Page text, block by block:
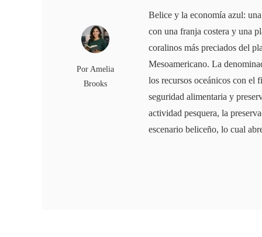
Por Amelia
Brooks
Belice y la economía azul:
con una franja costera y una
coralinos más preciados del
Mesoamericano. La
los recursos oceánicos con el
seguridad alimentaria y
actividad pesquera, la
escenario beliceño, lo cual